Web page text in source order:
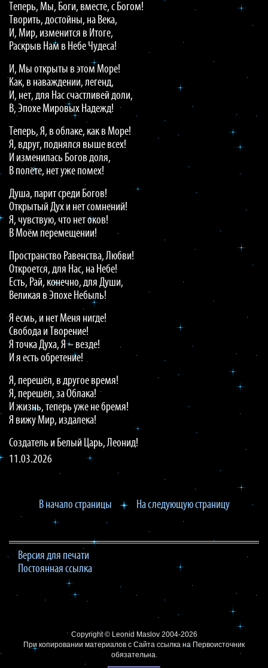
Теперь, Мы, Боги, вместе, с Богом!
Творить, достойны, на Века,
И, Мир, изменится в Итоге,
Раскрыв Нам в Небе Чудеса!
И, Мы открыты в этом Море!
Как, в наваждении, легенд,
И, нет, для Нас счастливей доли,
В, Эпохе Мировых Надежд!
Теперь, Я, в облаке, как в Море!
Я, вдруг, поднялся выше всех!
И изменилась Богов доля,
В полёте, нет уже помех!
Душа, парит среди Богов!
Открытый Дух и нет сомнений!
Я, чувствую, что нет оков!
В Моём перемещении!
Пространство Равенства, Любви!
Откроется, для Нас, на Небе!
Есть, Рай, конечно, для Души,
Великая в Эпохе Небыль!
Я есмь, и нет Меня нигде!
Свобода и Творение!
Я точка Духа, Я – везде!
И я есть обретение!
Я, перешёл, в другое время!
Я, перешёл, за Облака!
И жизнь, теперь уже не бремя!
Я вижу Мир, издалека!
Создатель и Белый Царь, Леонид!
11.03.2026
В начало страницы На следующую страницу
Версия для печати
Постоянная ссылка
Copyright © Leonid Maslov2004-2026
При копировании материалов с Сайта ссылка на Первоисточник
обязательна.